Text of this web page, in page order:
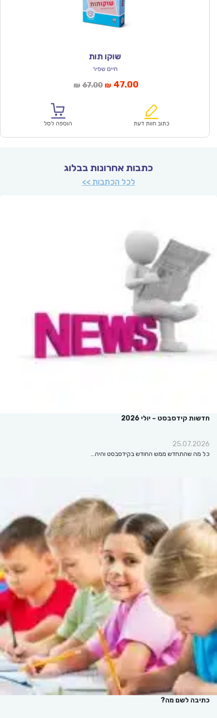
שוקו תות
חיים שפיר
₪ 67.00המחיר
₪67.00.
₪ 47.00המחיר
הוא:
כתוב חוות דעת הוספה לסל
כתבות אחרונות בבלוג
לכל הכתבות >>
חדשות קידסבסט – יולי 2026
25.07.2026
כל מה שהתחדש ממש החודש בקידסבסט והיה…
כתיבה לשם מה?